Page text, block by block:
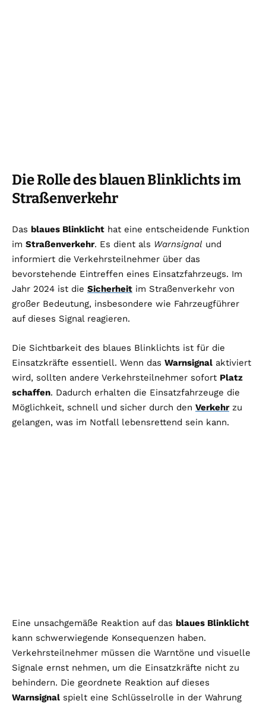
Die Rolle des blauen Blinklichts im
Straßenverkehr
Das blaues Blinklicht hat eine entscheidende Funktion
im Straßenverkehr. Es dient als Warnsignal und
informiert die Verkehrsteilnehmer über das
bevorstehende Eintreffen eines Einsatzfahrzeugs. Im
Jahr 2024 ist die Sicherheit im Straßenverkehr von
großer Bedeutung, insbesondere wie Fahrzeugführer
auf dieses Signal reagieren.
Die Sichtbarkeit des blaues Blinklichts ist für die
Einsatzkräfte essentiell. Wenn das Warnsignal aktiviert
wird, sollten andere Verkehrsteilnehmer sofort Platz
schaffen. Dadurch erhalten die Einsatzfahrzeuge die
Möglichkeit, schnell und sicher durch den Verkehrzu
gelangen, was im Notfall lebensrettend sein kann.
Eine unsachgemäße Reaktion auf das blaues Blinklicht
kann schwerwiegende Konsequenzen haben.
Verkehrsteilnehmer müssen die Warntöne und visuelle
Signale ernst nehmen, um die Einsatzkräfte nicht zu
behindern. Die geordnete Reaktion auf dieses
Warnsignal spielt eine Schlüsselrolle in der Wahrung